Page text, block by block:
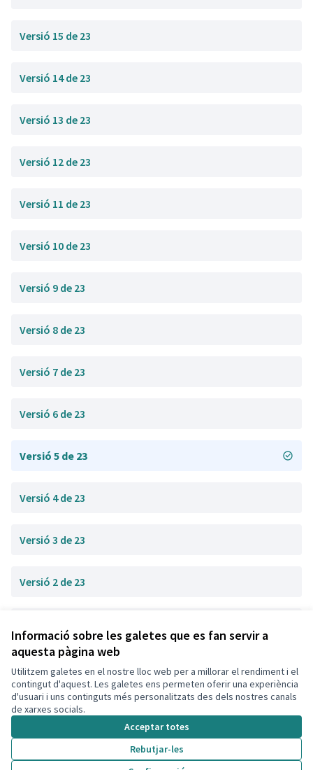
Informació sobre les galetes que es fan servir a
aquesta pàgina web
Utilitzem galetes en el nostre lloc web per a millorar el rendiment i el
contingut d'aquest. Les galetes ens permeten oferir una experiència
d'usuari i uns continguts més personalitzats des dels nostres canals
de xarxes socials.
Acceptar totes
Rebutjar-les
Versió 15 de 23
Versió 14 de 23
Versió 13 de 23
Versió 12 de 23
Versió 11 de 23
Versió 10 de 23
Versió 9 de 23
Versió 8 de 23
Versió 7 de 23
Versió 6 de 23
Versió 5 de 23
Versió 4 de 23
Versió 3 de 23
Versió 2 de 23
Termes i condicions d'ús
Configuració de les galetes
Decidim Calafell a X
(Enllaç extern)
Decidim Calafell a Facebook
Decidim Calafell a YouTube
Decidim Calafell a GitHub
(Enllaç extern)
Amb
(Enllaç